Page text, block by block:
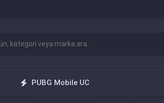
PUBG Mobile UC